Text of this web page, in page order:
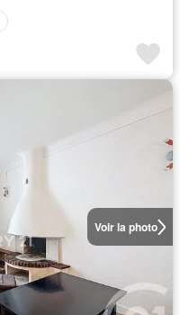
Voir la photo